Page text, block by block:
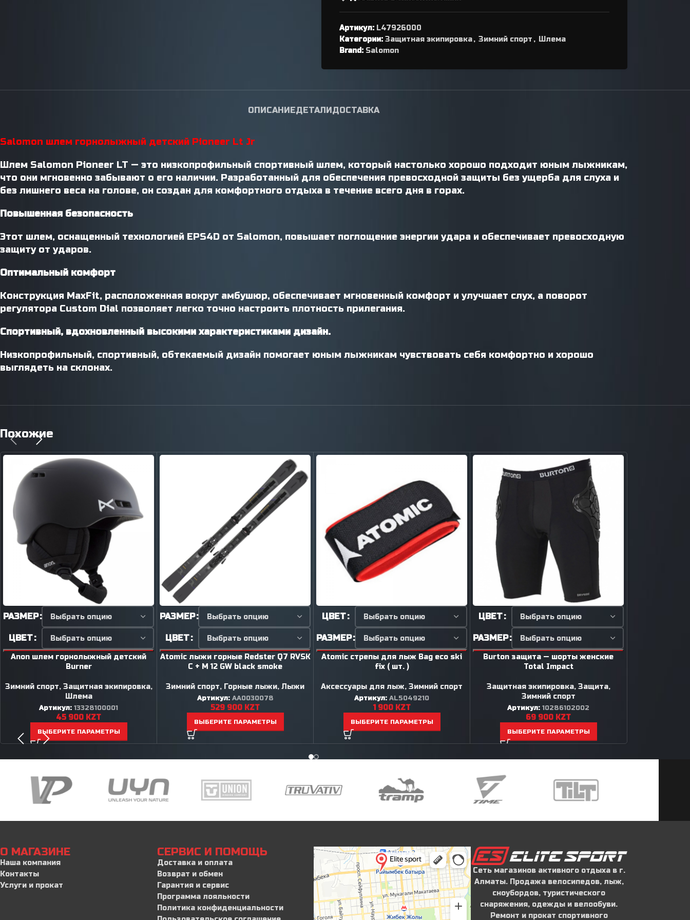
Петухи
Артикул: L47926000
Категории: Защитная экипировка, Зимний спорт , Шлема
Brand: Salomon
ОПИСАНИЕДЕТАЛИДОСТАВКА
Salomon шлем горнолыжный детский Pioneer Lt Jr
Шлем Salomon Pioneer LT — это низкопрофильный спортивный шлем, который настолько хорошо подходит юным лыжникам,
что они мгновенно забывают о его наличии. Разработанный для обеспечения превосходной защиты без ущерба для слуха и
без лишнего веса на голове, он создан для комфортного отдыха в течение всего дня в горах.
Повышенная безопасность
Этот шлем, оснащенный технологией EPS4D от Salomon, повышает поглощение энергии удара и обеспечивает превосходную
защиту от ударов.
Оптимальный комфорт
Конструкция MaxFit, расположенная вокруг амбушюр, обеспечивает мгновенный комфорт и улучшает слух, а поворот
регулятора Custom Dial позволяет легко точно настроить плотность прилегания.
Спортивный, вдохновленный высокими характеристиками дизайн.
Низкопрофильный, спортивный, обтекаемый дизайн помогает юным лыжникам чувствовать себя комфортно и хорошо
выглядеть на склонах.
Похожие
РАЗМЕР
ЦВЕТ
Anon шлем горнолыжный детский
Burner
Зимний спорт, Защитная экипировка,
Шлема
Артикул: 13328100001
45 900 KZT
ВЫБЕРИТЕ ПАРАМЕТРЫ
РАЗМЕР
ЦВЕТ
Atomic лыжи горные Redster Q7 RVSK
C + M 12 GW black smoke
Зимний спорт, Горные лыжи, Лыжи
Артикул: AA0030078
529 900 KZT
ВЫБЕРИТЕ ПАРАМЕТРЫ
ЦВЕТ
РАЗМЕР
Atomic стрепы для лыж Bag eco ski
fix ( шт. )
Аксессуары для лыж, Зимний спорт
Артикул: AL5049210
1 900 KZT
ВЫБЕРИТЕ ПАРАМЕТРЫ
ЦВЕТ
РАЗМЕР
Burton защита — шорты женские
Total Impact
Защитная экипировка, Защита,
Зимний спорт
Артикул: 10286102002
69 900 KZT
ВЫБЕРИТЕ ПАРАМЕТРЫ
О МАГАЗИНЕ
Наша компания
Контакты
Услуги и прокат
СЕРВИС И ПОМОЩЬ
Доставка и оплата
Возврат и обмен
Гарантия и сервис
Программа лояльности
Политика конфиденциальности
Сеть магазинов активного отдыха в г.
Алматы. Продажа велосипедов, лыж,
сноубордов, туристического
снаряжения, одежды и велообуви.
Ремонт и прокат спортивного